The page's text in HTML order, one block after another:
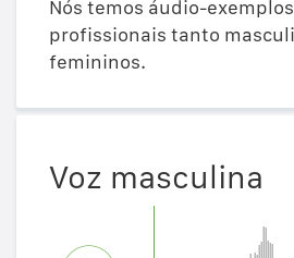
Nós temos áudio-
profissionais tanto
femininos.
Voz masculina